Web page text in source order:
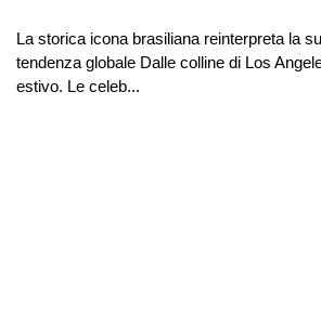
La storica icona brasiliana reinterpreta la
tendenza globale Dalle colline di Los
estivo. Le celeb...